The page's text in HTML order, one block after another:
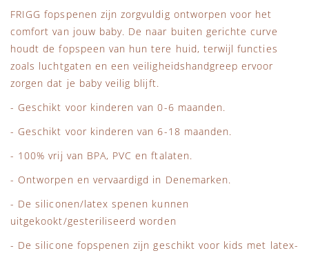
FRIGG fopspenen zijn zorgvuldig ontworpen voor het
comfort van jouw baby. De naar buiten gerichte curve
houdt de fopspeen van hun tere huid, terwijl functies
zoals luchtgaten en een veiligheidshandgreep ervoor
zorgen dat je baby veilig blijft.
- Geschikt voor kinderen van 0-6 maanden.
- Geschikt voor kinderen van 6-18 maanden.
- 100% vrij van BPA, PVC en ftalaten.
- Ontworpen en vervaardigd in Denemarken.
- De siliconen/latex spenen kunnen
uitgekookt/gesteriliseerd worden
- De silicone fopspenen zijn geschikt voor kids met latex-